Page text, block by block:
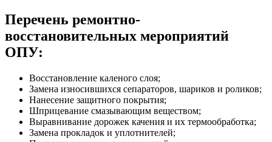
Перечень ремонтно-
восстановительных мероприятий
ОПУ:
Восстановление каленого слоя;
Замена износившихся сепараторов, шариков и роликов;
Нанесение защитного покрытия;
Шприцевание смазывающим веществом;
Выравнивание дорожек качения и их термообработка;
Замена прокладок и уплотнителей;